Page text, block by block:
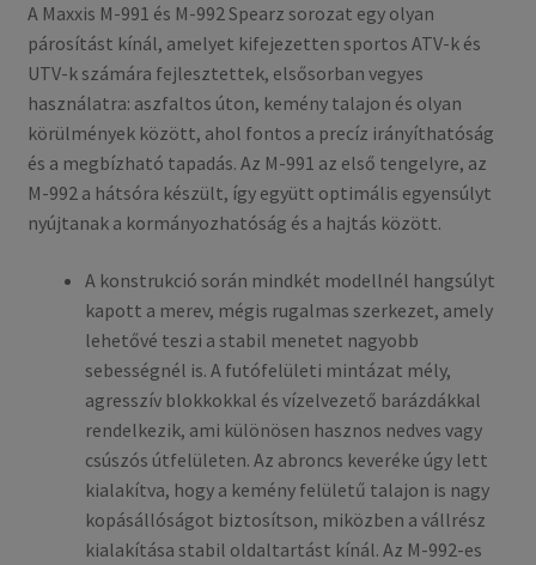
A Maxxis M-991 és M-992 Spearz sorozat egy olyan
párosítást kínál, amelyet kifejezetten sportos ATV-k és
UTV-k számára fejlesztettek, elsősorban vegyes
használatra: aszfaltos úton, kemény talajon és olyan
körülmények között, ahol fontos a precíz irányíthatóság
és a megbízható tapadás. Az M-991 az első tengelyre, az
M-992 a hátsóra készült, így együtt optimális egyensúlyt
nyújtanak a kormányozhatóság és a hajtás között.
A konstrukció során mindkét modellnél hangsúlyt
kapott a merev, mégis rugalmas szerkezet, amely
lehetővé teszi a stabil menetet nagyobb
sebességnél is. A futófelületi mintázat mély,
agresszív blokkokkal és vízelvezető barázdákkal
rendelkezik, ami különösen hasznos nedves vagy
csúszós útfelületen. Az abroncs keveréke úgy lett
kialakítva, hogy a kemény felületű talajon is nagy
kopásállóságot biztosítson, miközben a vállrész
kialakítása stabil oldaltartást kínál. Az M-992-es